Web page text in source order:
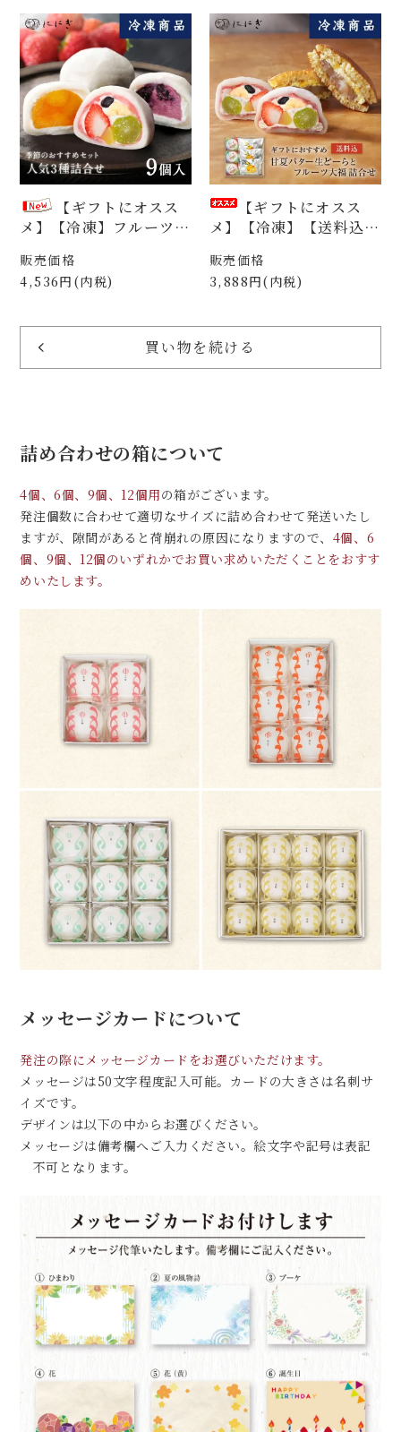
【ギフトにオスス
メ】【冷凍】フルーツ大
ちり＆ブルーベリーの福
＆マンゴーの福 各3個
販売価格
4,536円(内税)
【ギフトにオスス
メ】【冷凍】【送料込】
ルーツ大福の詰め合わせ
（F3AB3）
販売価格
3,888円(内税)
買い物を続ける
詰め合わせの箱について
4個、6個、9個、12個用の箱がございます。
発注個数に合わせて適切なサイズに詰め合わせて発送いたし
ますが、隙間があると荷崩れの原因になりますので、 4個、6
個、9個、12個のいずれかでお買い求めいただくことをおすす
めいたします。
メッセージカードについて
発注の際にメッセージカードをお選びいただけます。
メッセージは50文字程度記入可能。カードの大きさは名刺サ
イズです。
デザインは以下の中からお選びください。
メッセージは備考欄へご入力ください。絵文字や記号は表記
不可となります。